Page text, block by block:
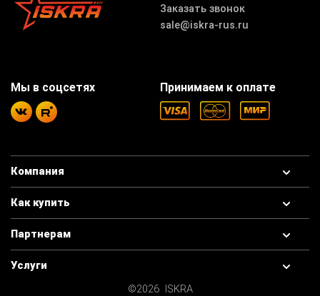
Заказать звонок
sale@iskra-rus.ru
Компания
Как купить
Партнерам
Услуги
©2026 ISKRA
Принимаем к оплате
Мы в соцсетях